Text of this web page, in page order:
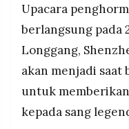
RESOLUSI
PRAMUDITA
Upacara
berlangsung pada
Longgang,
akan menjadi saat
untuk
kepada sang